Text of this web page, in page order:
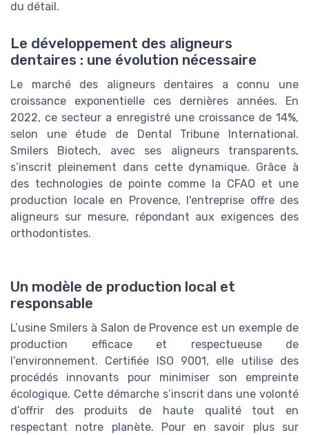
du détail.
Le développement des aligneurs
dentaires : une évolution nécessaire
Le marché des aligneurs dentaires a connu une
croissance exponentielle ces dernières années. En
2022, ce secteur a enregistré une croissance de 14%,
selon une étude de Dental Tribune International.
Smilers Biotech, avec ses aligneurs transparents,
s’inscrit pleinement dans cette dynamique. Grâce à
des technologies de pointe comme la CFAO et une
production locale en Provence, l'entreprise offre des
aligneurs sur mesure, répondant aux exigences des
orthodontistes.
Un modèle de production local et
responsable
L’usine Smilers à Salon de Provence est un exemple de
production efficace et respectueuse de
l’environnement. Certifiée ISO 9001, elle utilise des
procédés innovants pour minimiser son empreinte
écologique. Cette démarche s’inscrit dans une volonté
d’offrir des produits de haute qualité tout en
respectant notre planète. Pour en savoir plus sur